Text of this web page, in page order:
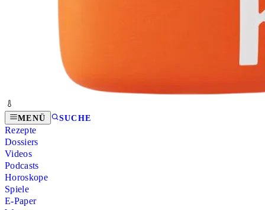
MENÜ SUCHE
Rezepte
Dossiers
Videos
Podcasts
Horoskope
Spiele
E-Paper